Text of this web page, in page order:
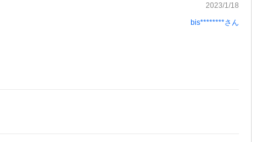
2023/1/18
bis********さん